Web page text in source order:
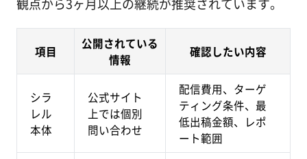
項目
公開されている
情報
確認したい内容
シラ
レル
本体
公式サイト
上では個別
問い合わせ
配信費用、ターゲ
ティング条件、最
低出稿金額、レポ
ート範囲